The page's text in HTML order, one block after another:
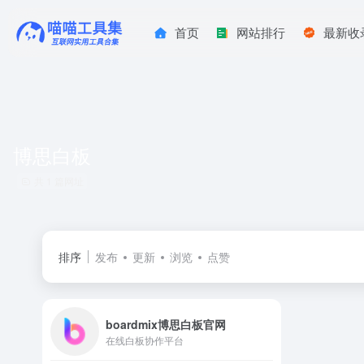
首页 网站排行 最新收
排序 发布 更新 浏览 点赞
boardmix博思白板官网
在线白板协作平台